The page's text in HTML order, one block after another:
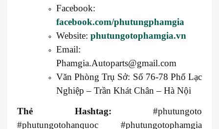
Facebook:
facebook.com/phutungphamgia
Website: phutungotophamgia.vn
Email:
Phamgia.Autoparts@gmail.com
Văn Phòng Trụ Sở: Số 76-78 Phố Lạc
Nghiệp – Trần Khát Chân – Hà Nội
Thẻ Hashtag: #phutungoto
#phutungotohanquoc #phutungotophamgia